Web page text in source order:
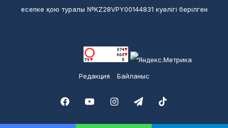
есепке қою туралы №KZ28VPY00144831 куәлігі берілген
Редакция Байланыс
FacebookYouTubeInstagramTelegram